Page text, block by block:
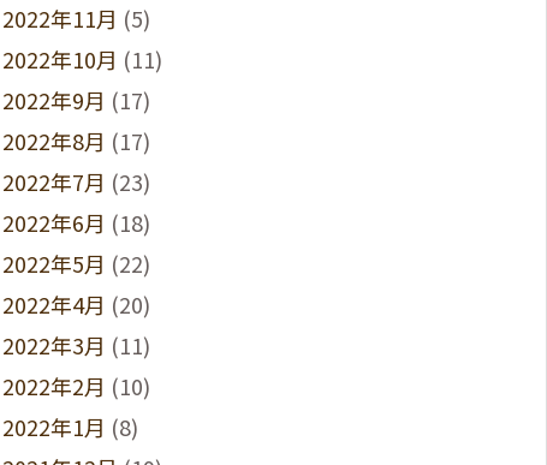
2022年11月 (5)
2022年10月 (11)
2022年9月 (17)
2022年8月 (17)
2022年7月 (23)
2022年6月 (18)
2022年5月 (22)
2022年4月 (20)
2022年3月 (11)
2022年2月 (10)
2022年1月 (8)